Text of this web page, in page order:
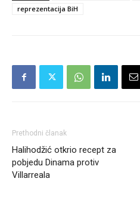
reprezentacija BiH
Prethodni članak
Halihodžić otkrio recept za
pobjedu Dinama protiv
Villarreala